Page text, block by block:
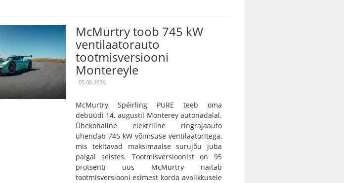
McMurtry toob 745 kW
ventilaatorauto
tootmisversiooni
Montereyle
05.08.2026
McMurtry Spéirling PURE teeb oma
debüüdi 14. augustil Monterey autonädalal.
Ühekohaline elektriline ringrajaauto
ühendab 745 kW võimsuse ventilaatoritega,
mis tekitavad maksimaalse surujõu juba
paigal seistes. Tootmisversioonist on 95
protsenti uus McMurtry näitab
tootmisversiooni esimest korda avalikkusele